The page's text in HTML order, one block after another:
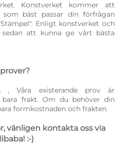
Konstverket kommer att
som bäst passar din förfrågan
Enligt konstverket och
att kunna ge vårt bästa
, Våra existerande prov är
bara frakt. Om du behöver din
formkostnaden och frakten.
vänligen kontakta oss via
:-)